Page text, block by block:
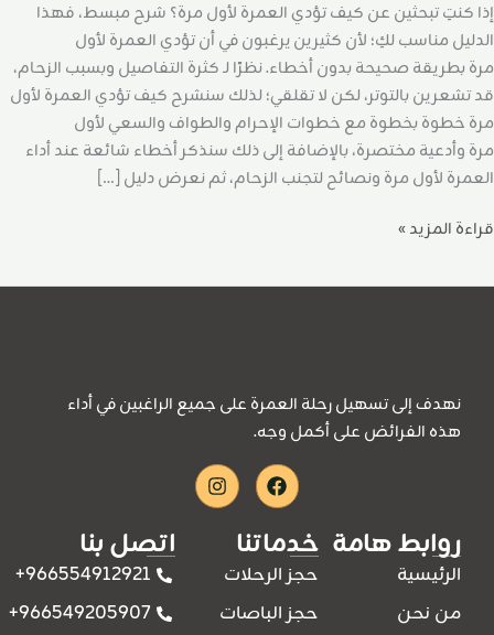
إذا كنتِ تبحثين عن كيف تؤدي العمرة لأول مرة؟ شرح مبسط، فهذا
الدليل مناسب لكِ؛ لأن كثيرين يرغبون في أن تؤدي العمرة لأول
مرة بطريقة صحيحة بدون أخطاء. نظرًا لـ كثرة التفاصيل وبسبب الزحام،
قد تشعرين بالتوتر، لكن لا تقلقي؛ لذلك سنشرح كيف تؤدي العمرة لأول
مرة خطوة بخطوة مع خطوات الإحرام والطواف والسعي لأول
مرة وأدعية مختصرة، بالإضافة إلى ذلك سنذكر أخطاء شائعة عند أداء
العمرة لأول مرة ونصائح لتجنب الزحام، ثم نعرض دليل […]
قراءة المزيد »
نهدف إلى تسهيل رحلة العمرة على جميع الراغبين في أداء
هذه الفرائض على أكمل وجه.
Facebook
Instagram
روابط هامة
الرئيسية
من نحن
خدماتنا
حجز الرحلات
حجز الباصات
اتصل بنا
966554912921+
966549205907+